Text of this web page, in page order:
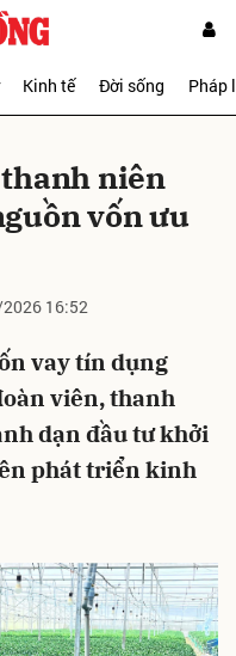
Kinh tế Đời sống Pháp
niên
vốn ưu
16:52
vay tín dụng
viên, thanh
dạn đầu tư khởi
phát triển kinh
Hủy Gửi